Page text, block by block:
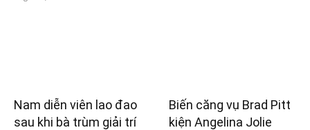
Nam diễn viên lao đao
sau khi bà trùm giải trí
Biến căng vụ Brad Pitt
kiện Angelina Jolie